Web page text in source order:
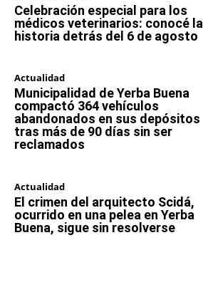
Celebración especial para los
médicos veterinarios: conocé la
historia detrás del 6 de agosto
Actualidad
Municipalidad de Yerba Buena
compactó 364 vehículos
abandonados en sus depósitos
tras más de 90 días sin ser
reclamados
Actualidad
El crimen del arquitecto Scidá,
ocurrido en una pelea en Yerba
Buena, sigue sin resolverse